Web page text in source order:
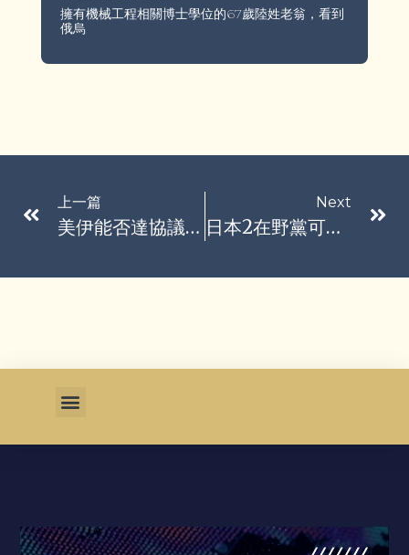
擁有機械工程相關博士學位的67歲陸姓老翁，看到
俄烏
上一篇
美伊能否達協議 零是關鍵字
Next
日本2在野黨可能與自民黨合作